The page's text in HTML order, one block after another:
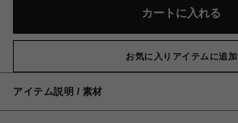
カートに入れる
お気に入りアイテムに追加
アイテム説明 / 素材